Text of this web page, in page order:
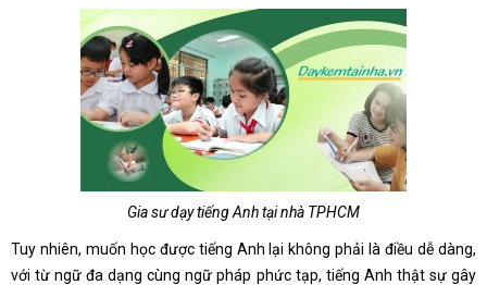
Gia sư dạy tiếng Anh tại nhà TPHCM
Tuy nhiên, muốn học được tiếng Anh lại không phải là điều dễ dàng,
với từ ngữ đa dạng cùng ngữ pháp phức tạp, tiếng Anh thật sự gây